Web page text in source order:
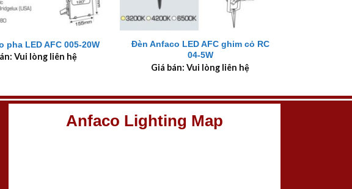
pha LED AFC 005-20W
Vui lòng liên hệ
+
Đèn Anfaco LED AFC ghim cỏ RC
04-5W
Giá bán: Vui lòng liên hệ
Anfaco Lighting Map